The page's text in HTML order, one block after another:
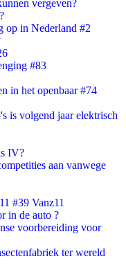
vergeven?
op in Nederland #2
#83
in het openbaar #74
is volgend jaar elektrisch
IV?
aan vanwege
#39 Vanz11
in de auto ?
voorbereiding voor
ter wereld